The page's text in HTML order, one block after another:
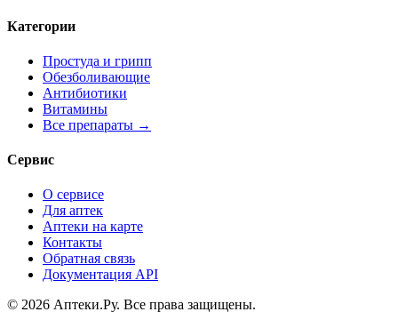
Категории
Простуда и грипп
Обезболивающие
Антибиотики
Витамины
Все препараты →
Сервис
О сервисе
Для аптек
Аптеки на карте
Контакты
Обратная связь
Документация API
© 2026 Аптеки.Ру. Все права защищены.